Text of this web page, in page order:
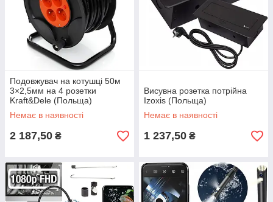
Подовжувач на котушці 50м
3×2,5мм на 4 розетки
Kraft&Dele (Польща)
Немає в наявності
2 187,50 ₴
Висувна розетка потрійна
Izoxis (Польща)
Немає в наявності
1 237,50 ₴